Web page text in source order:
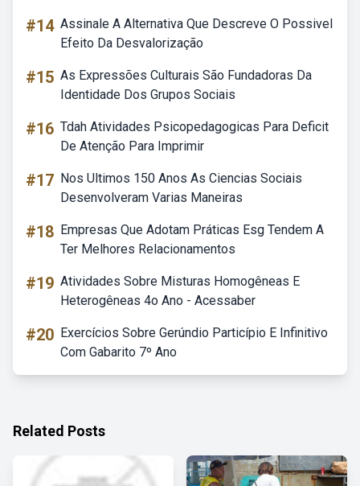
#14 Assinale A Alternativa Que Descreve O Possivel
Efeito Da Desvalorização
#15 As Expressões Culturais São Fundadoras Da
Identidade Dos Grupos Sociais
#16 Tdah Atividades Psicopedagogicas Para Deficit
De Atenção Para Imprimir
#17 Nos Ultimos 150 Anos As Ciencias Sociais
Desenvolveram Varias Maneiras
#18 Empresas Que Adotam Práticas Esg Tendem A
Ter Melhores Relacionamentos
#19 Atividades Sobre Misturas Homogêneas E
Heterogêneas 4o Ano - Acessaber
#20 Exercícios Sobre Gerúndio Particípio E Infinitivo
Com Gabarito 7º Ano
Related Posts